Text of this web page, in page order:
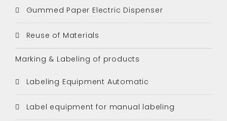
Gummed Paper Electric Dispenser
Reuse of Materials
Marking & Labeling of products
Labeling Equipment Automatic
Label equipment for manual labeling